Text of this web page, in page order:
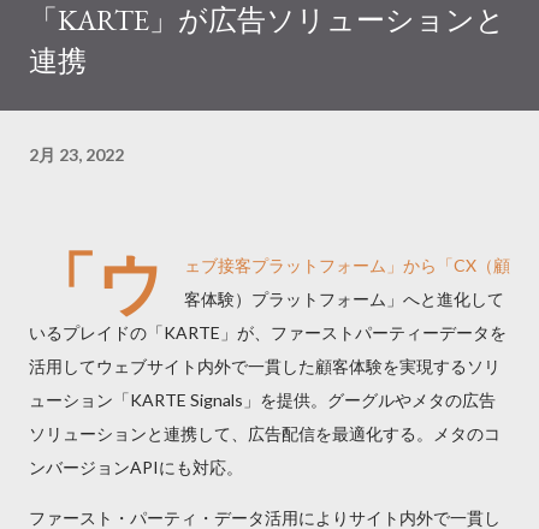
「KARTE」が広告ソリューションと
連携
2月 23, 2022
「ウ
ェブ接客プラットフォーム」から「CX（顧
客体験）プラットフォーム」へと進化して
いるプレイドの「KARTE」が、ファーストパーティーデータを
活用してウェブサイト内外で一貫した顧客体験を実現するソリ
ューション「KARTE Signals」を提供。グーグルやメタの広告
ソリューションと連携して、広告配信を最適化する。メタのコ
ンバージョンAPIにも対応。
ファースト・パーティ・データ活用によりサイト内外で一貫し